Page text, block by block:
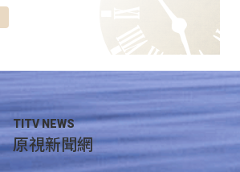
TITV NEWS
原視新聞網